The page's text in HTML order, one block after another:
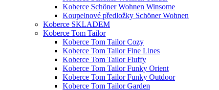
Koberce Schöner Wohnen Winsome
Koupelnové předložky Schöner Wohnen
Koberce SKLADEM
Koberce Tom Tailor
Koberce Tom Tailor Cozy
Koberce Tom Tailor Fine Lines
Koberce Tom Tailor Fluffy
Koberce Tom Tailor Funky Orient
Koberce Tom Tailor Funky Outdoor
Koberce Tom Tailor Garden